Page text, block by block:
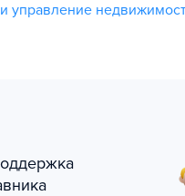
управление